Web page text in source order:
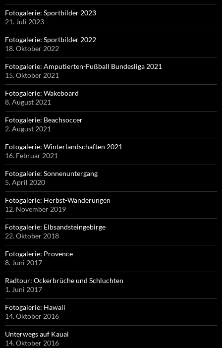
Fotogalerie: Sportbilder 2023
21. Juli 2023
Fotogalerie: Sportbilder 2022
18. Oktober 2022
Fotogalerie: Amputierten-Fußball Bundesliga 2021
15. Oktober 2021
Fotogalerie: Wakeboard
8. August 2021
Fotogalerie: Beachsoccer
2. August 2021
Fotogalerie: Winterlandschaften 2021
16. Februar 2021
Fotogalerie: Sonnenuntergang
5. April 2020
Fotogalerie: Herbst-Wanderungen
12. November 2019
Fotogalerie: Elbsandsteingebirge
22. Oktober 2018
Fotogalerie: Provence
8. Juni 2017
Radtour: Ockerbrüche und Schluchten
1. Juni 2017
Fotogalerie: Hawaii
14. Oktober 2016
Unterwegs auf Kauai
14. Oktober 2016